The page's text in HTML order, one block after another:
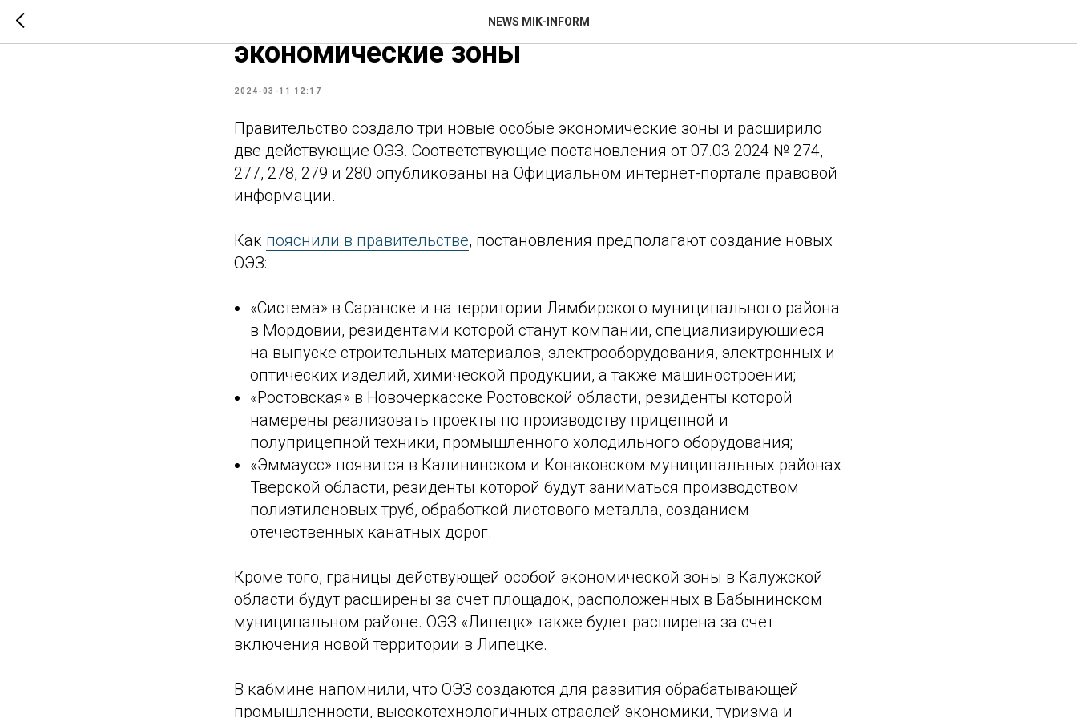
NEWS MIK-INFORM
Правительство создало три новые особые
экономические зоны
2024-03-11 12:17
Правительство создало три новые особые экономические зоны и расширило
две действующие ОЭЗ. Соответствующие постановления от 07.03.2024 № 274,
277, 278, 279 и 280 опубликованы на Официальном интернет-портале правовой
информации.
Как пояснили в правительстве, постановления предполагают создание новых
ОЭЗ:
«Система» в Саранске и на территории Лямбирского муниципального района
в Мордовии, резидентами которой станут компании, специализирующиеся
на выпуске строительных материалов, электрооборудования, электронных и
оптических изделий, химической продукции, а также машиностроении;
«Ростовская» в Новочеркасске Ростовской области, резиденты которой
намерены реализовать проекты по производству прицепной и
полуприцепной техники, промышленного холодильного оборудования;
«Эммаусс» появится в Калининском и Конаковском муниципальных районах
Тверской области, резиденты которой будут заниматься производством
полиэтиленовых труб, обработкой листового металла, созданием
отечественных канатных дорог.
Кроме того, границы действующей особой экономической зоны в Калужской
области будут расширены за счет площадок, расположенных в Бабынинском
муниципальном районе. ОЭЗ «Липецк» также будет расширена за счет
включения новой территории в Липецке.
В кабмине напомнили, что ОЭЗ создаются для развития обрабатывающей
промышленности, высокотехнологичных отраслей экономики, туризма и